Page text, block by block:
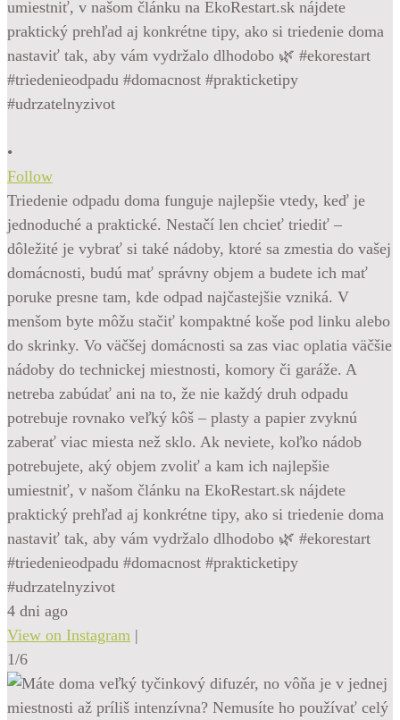
•
Follow
Triedenie odpadu doma funguje najlepšie vtedy, keď je
jednoduché a praktické. Nestačí len chcieť triediť –
dôležité je vybrať si také nádoby, ktoré sa zmestia do vašej
domácnosti, budú mať správny objem a budete ich mať
poruke presne tam, kde odpad najčastejšie vzniká. V
menšom byte môžu stačiť kompaktné koše pod linku alebo
do skrinky. Vo väčšej domácnosti sa zas viac oplatia väčšie
nádoby do technickej miestnosti, komory či garáže. A
netreba zabúdať ani na to, že nie každý druh odpadu
potrebuje rovnako veľký kôš – plasty a papier zvyknú
zaberať viac miesta než sklo. Ak neviete, koľko nádob
potrebujete, aký objem zvoliť a kam ich najlepšie
umiestniť, v našom článku na EkoRestart.sk nájdete
praktický prehľad aj konkrétne tipy, ako si triedenie doma
nastaviť tak, aby vám vydržalo dlhodobo 🌿 #ekorestart
#triedenieodpadu #domacnost #prakticketipy
#udrzatelnyzivot
4 dni ago
View on Instagram |
1/6